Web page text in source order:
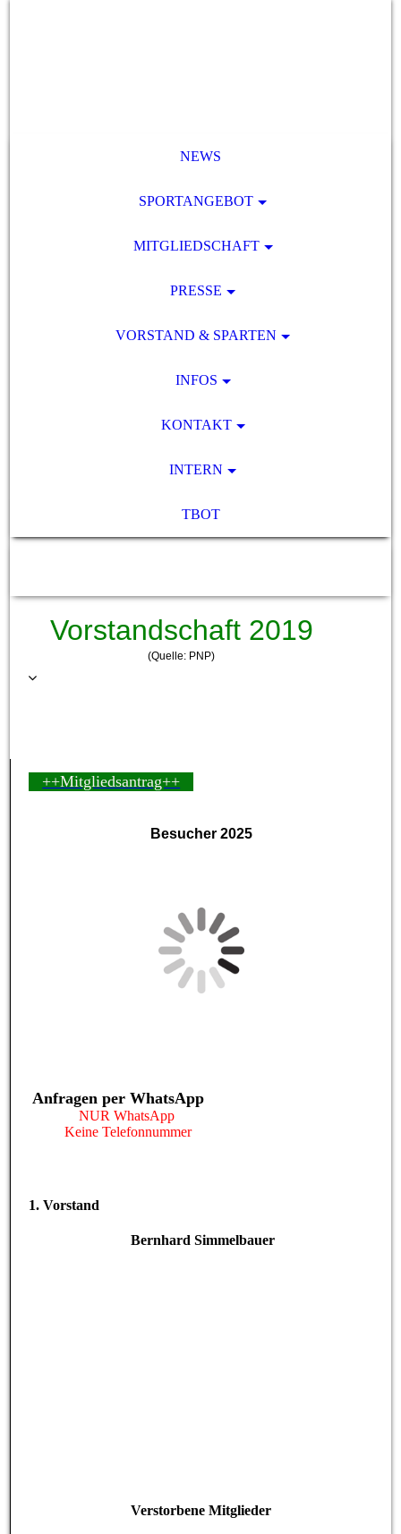
NEWS
SPORTANGEBOT
MITGLIEDSCHAFT
PRESSE
VORSTAND & SPARTEN
INFOS
KONTAKT
INTERN
TBOT
Vorstandschaft 2019
(Quelle: PNP)
++Mitgliedsantrag++
Besucher 2025
Anfragen per WhatsApp
NUR WhatsApp
Keine Telefonnummer
1. Vorstand
Bernhard Simmelbauer
Verstorbene Mitglieder